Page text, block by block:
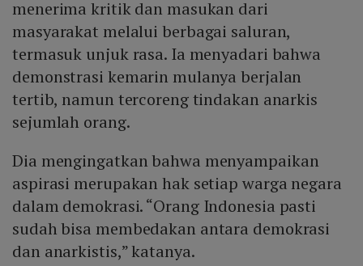
menerima kritik dan masukan dari
masyarakat melalui berbagai saluran,
termasuk unjuk rasa. Ia menyadari bahwa
demonstrasi kemarin mulanya berjalan
tertib, namun tercoreng tindakan anarkis
sejumlah orang.
Dia mengingatkan bahwa menyampaikan
aspirasi merupakan hak setiap warga negara
dalam demokrasi. “Orang Indonesia pasti
sudah bisa membedakan antara demokrasi
dan anarkistis,” katanya.